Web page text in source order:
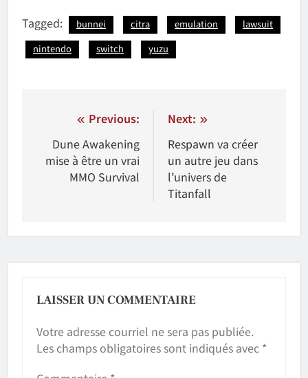
Tagged: bunnei citra emulation
lawsuit
nintendo
switch yuzu
Navigation
de
l'article
Previous:
Dune Awakening
mise à être un vrai
MMO Survival
Next:
Respawn va créer
un autre jeu dans
l’univers de
Titanfall
LAISSER UN COMMENTAIRE
Votre adresse courriel ne sera pas publiée.
Les champs obligatoires sont indiqués avec *